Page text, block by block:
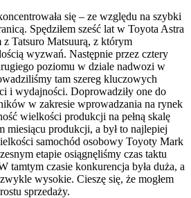
się – ze względu na szybki
Spędziłem sześć lat w Toyota Astra
Tatsuro Matsuurą, z którym
wyzwań. Następnie przez cztery
poziomu w dziale nadwozi w
tam szereg kluczowych
i wydajności. Doprowadziły one do
w zakresie wprowadzania na rynek
wielkości produkcji na pełną skalę
miesiącu produkcji, a był to najlepiej
samochód osobowy Toyoty Mark
etapie osiągnęliśmy czas taktu
tamtym czasie konkurencja była duża, a
wysokie. Cieszę się, że mogłem
sprzedaży.